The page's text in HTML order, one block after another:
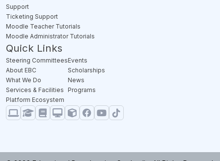
Quick Links
Steering Committees
About EBC
What We Do
Services & Facilities
Platform Ecosystem
Events
Scholarships
News
Programs
Support
Ticketing Support
Moodle Teacher Tutorials
Moodle Administrator Tutorials